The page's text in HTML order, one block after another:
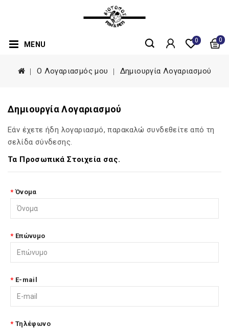
MENU
0
0
O Λογαριασμός μου Δημιουργία Λογαριασμού
Δημιουργία Λογαριασμού
Εάν έχετε ήδη λογαριασμό, παρακαλώ συνδεθείτε από τη
σελίδα σύνδεσης.
Τα Προσωπικά Στοιχεία σας.
Όνομα
Επώνυμο
E-mail
Τηλέφωνο